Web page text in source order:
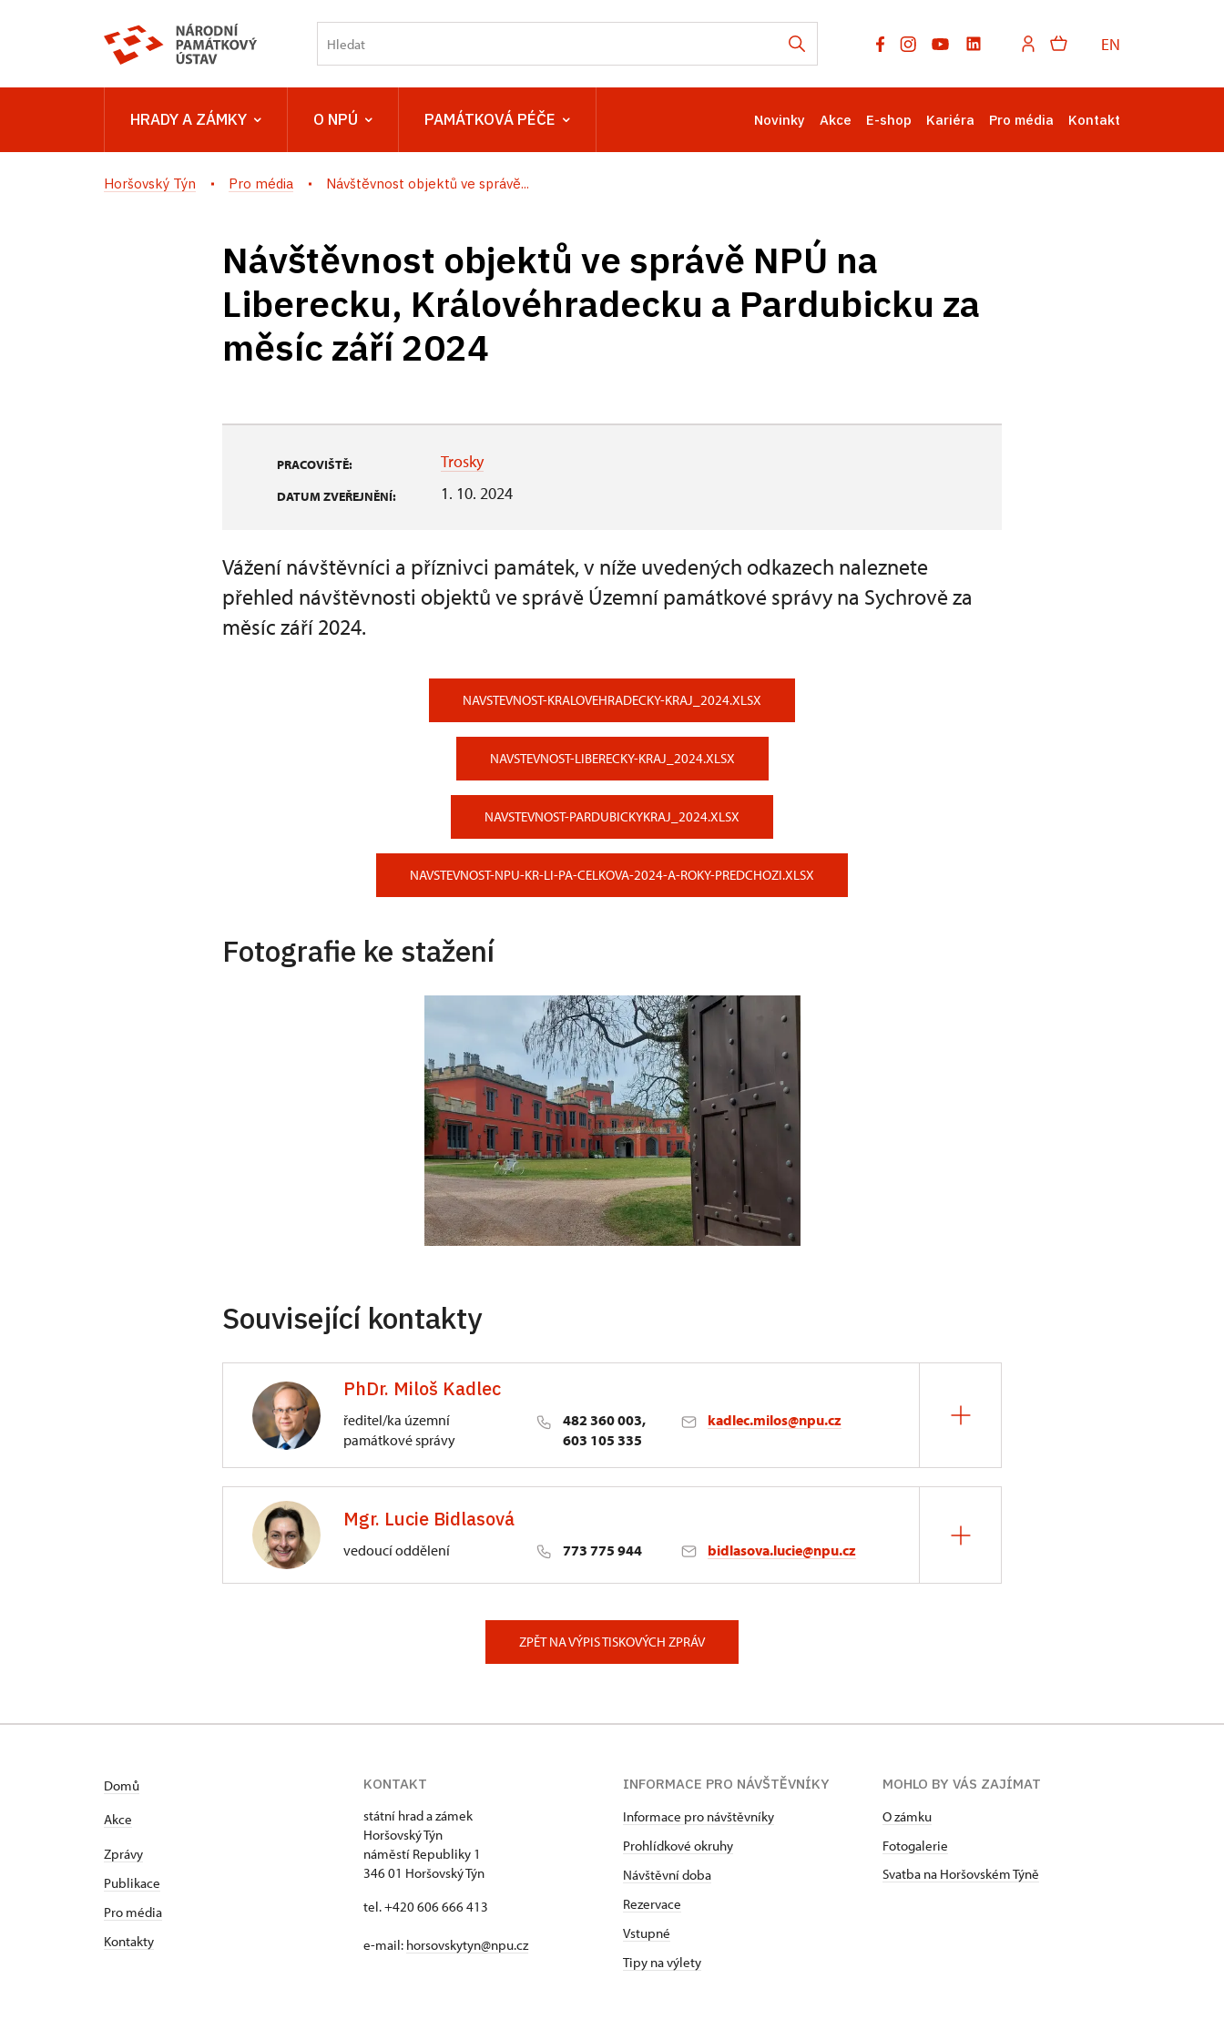
EN
HRADY A ZÁMKY O NPÚ PAMÁTKOVÁ PÉČE Novinky Akce E-shop Kariéra Pro média Kontakt
Horšovský Týn Pro média Návštěvnost objektů ve správě...
Návštěvnost objektů ve správě NPÚ na
Liberecku, Královéhradecku a Pardubicku za
měsíc září 2024
PRACOVIŠTĚ: Trosky
DATUM ZVEŘEJNĚNÍ: 1. 10. 2024
Vážení návštěvníci a příznivci památek, v níže uvedených odkazech naleznete
přehled návštěvnosti objektů ve správě Územní památkové správy na Sychrově za
měsíc září 2024.
NAVSTEVNOST-KRALOVEHRADECKY-KRAJ_2024.XLSX
NAVSTEVNOST-LIBERECKY-KRAJ_2024.XLSX
NAVSTEVNOST-PARDUBICKYKRAJ_2024.XLSX
NAVSTEVNOST-NPU-KR-LI-PA-CELKOVA-2024-A-ROKY-PREDCHOZI.XLSX
Fotografie ke stažení
Související kontakty
PhDr. Miloš Kadlec
ředitel/ka územní
památkové správy
482 360 003,
603 105 335
kadlec.milos@npu.cz
3/, Sychrov 3Mgr. Lucie Bidlasová
vedoucí oddělení 773 775 944 bidlasova.lucie@npu.cz
ZPĚT NA VÝPIS TISKOVÝCH ZPRÁV
Domů
Akce
Zprávy
Publikace
Pro média
Kontakty
KONTAKT
státní hrad a zámek
Horšovský Týn
náměstí Republiky 1
346 01 Horšovský Týn
tel. +420 606 666 413
e-mail: horsovskytyn@npu.cz
INFORMACE PRO NÁVŠTĚVNÍKY
Informace pro návštěvníky
Prohlídkové okruhy
Návštěvní doba
Rezervace
Vstupné
Tipy na výlety
MOHLO BY VÁS ZAJÍMAT
O zámku
Fotogalerie
Svatba na Horšovském Týně